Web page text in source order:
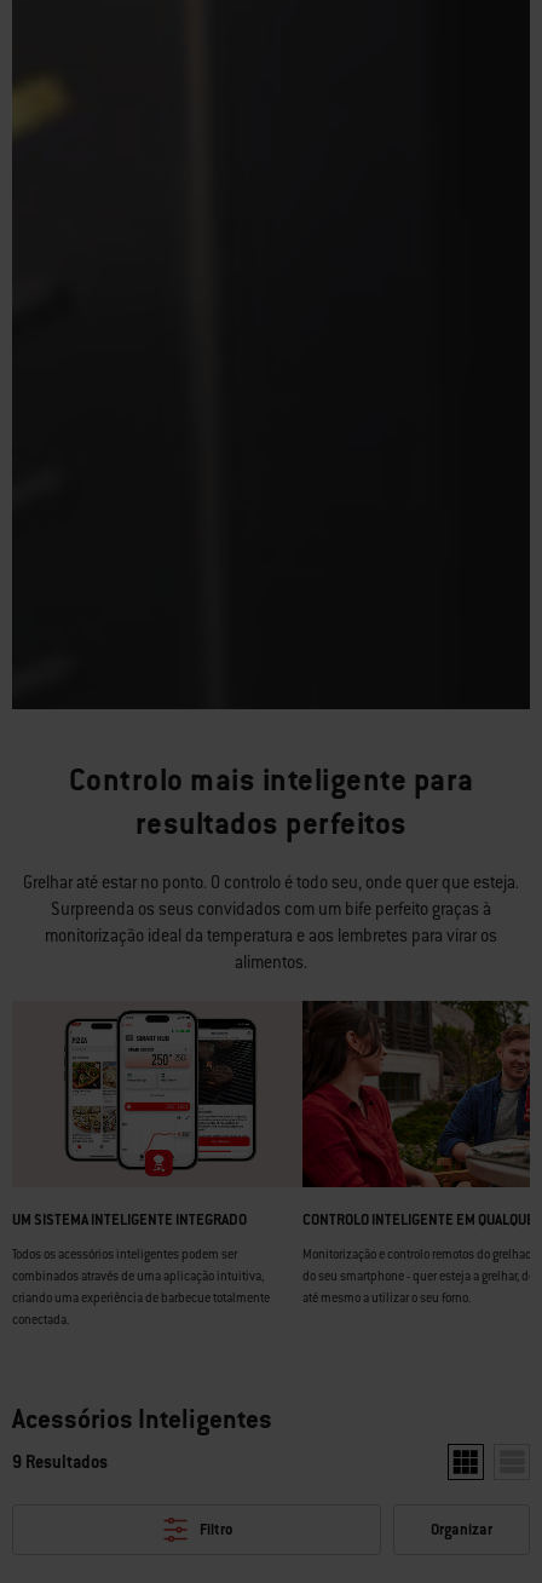
Controlo mais inteligente para
resultados perfeitos
Grelhar até estar no ponto. O controlo é todo seu, onde quer que esteja.
Surpreenda os seus convidados com um bife perfeito graças à
monitorização ideal da temperatura e aos lembretes para virar os
alimentos.
UM SISTEMA INTELIGENTE INTEGRADO
Todos os acessórios inteligentes podem ser
combinados através de uma aplicação intuitiva,
criando uma experiência de barbecue totalmente
conectada.
CONTROLO INTELIGENTE EM
Monitorização e controlo remotos do
do seu smartphone - quer esteja a grelhar,
até mesmo a utilizar o seu forno.
Acessórios Inteligentes
9 Resultados Mostrar
Filtro Organizar